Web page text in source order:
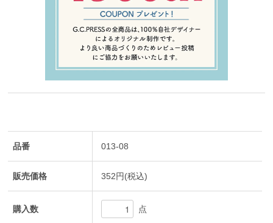
品番 013-08
販売価格 352円(税込)
購入数 点